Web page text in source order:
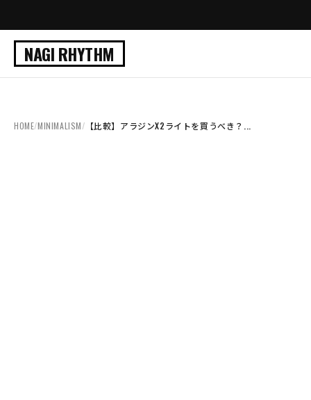
NAGI RHYTHM
HOME/MINIMALISM/ 【比較】アラジンX2ライトを買うべき？...